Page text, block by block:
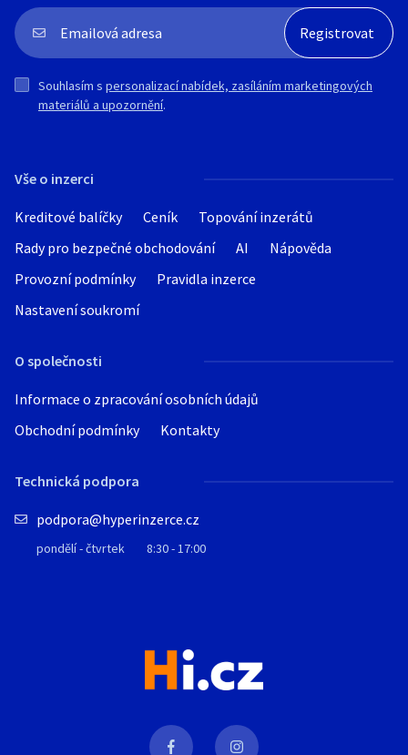
Vše o inzerci
Kreditové balíčky Ceník
Topování inzerátů
Rady pro bezpečné obchodování
AI
Nápověda
Provozní podmínky
Pravidla inzerce
Nastavení soukromí
O společnosti
Informace o zpracování osobních údajů
Obchodní podmínky
Kontakty
Technická podpora
podpora@hyperinzerce.cz
pondělí - čtvrtek 8:30 - 17:00
Souhlasím s personalizací nabídek, zasíláním marketingových
materiálů a upozornění.